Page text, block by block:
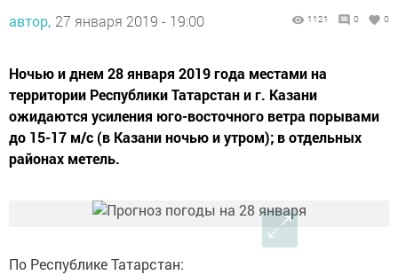
автор, 27 января 2019 - 19:00 1121 0 0
Ночью и днем 28 января 2019 года местами на
территории Республики Татарстан и г. Казани
ожидаются усиления юго-восточного ветра порывами
до 15-17 м/с (в Казани ночью и утром); в отдельных
районах метель.
По Республике Татарстан: